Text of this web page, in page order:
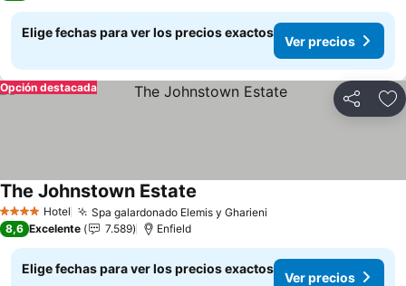
Elige fechas para ver los precios exactos
Ver precios
Compartir
Opción destacada
4 EstrellasHotel Spa galardonado Elemis y Gharieni
The Johnstown Estate
8,6 Excelente 7.589 Enfield
Elige fechas para ver los precios exactos
Ver precios